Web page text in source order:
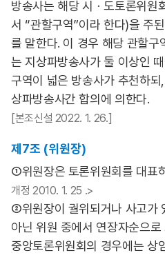
방송사는 해당 시ㆍ도토론위원
서 “관할구역”이라 한다)을 주
를 말한다. 이 경우 해당 관할구
는 지상파방송사가 둘 이상인
구역이 넓은 방송사가 추천하
상파방송사간 합의에 의한다.
[본조신설 2022. 1. 26.]
제7조 (위원장)
①위원장은 토론위원회를 대표
개정 2010. 1. 25 .>
②위원장이 궐위되거나 사고가
아닌 위원 중에서 연장자순으로
중앙토론위원회의 경우에는 상